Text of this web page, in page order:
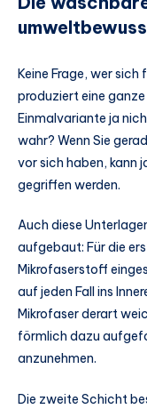
Keine Frage, wer
produziert eine ganze
Einmalvariante ja
wahr? Wenn Sie
vor sich haben, kann
gegriffen werden.
Auch diese
aufgebaut: Für die
Mikrofaserstoff
auf jeden Fall ins
Mikrofaser derart
förmlich dazu
anzunehmen.
Die zweite Schicht